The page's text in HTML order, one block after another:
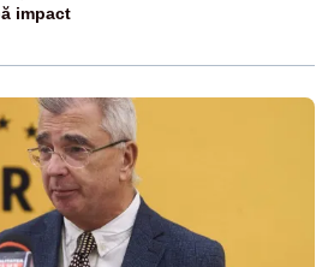
impact